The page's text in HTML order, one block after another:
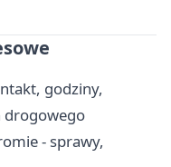
godziny,
drogowego
- sprawy,